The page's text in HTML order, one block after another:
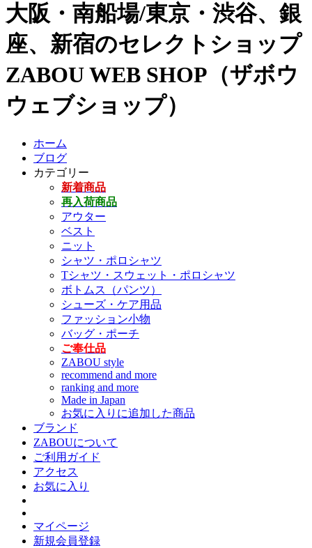
大阪・南船場/東京・渋谷、銀
座、新宿のセレクトショップ
ZABOU WEB SHOP（ザボウ
ウェブショップ）
ホーム
ブログ
カテゴリー
新着商品
再入荷商品
アウター
ベスト
ニット
シャツ・ポロシャツ
Tシャツ・スウェット・ポロシャツ
ボトムス（パンツ）
シューズ・ケア用品
ファッション小物
バッグ・ポーチ
ご奉仕品
ZABOU style
recommend and more
ranking and more
Made in Japan
お気に入りに追加した商品
ブランド
ZABOUについて
ご利用ガイド
アクセス
お気に入り
マイページ
新規会員登録